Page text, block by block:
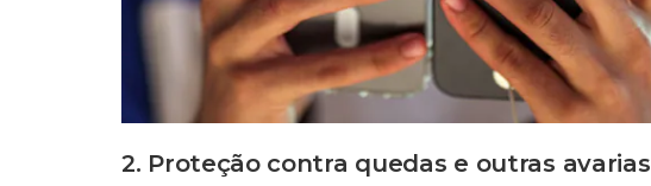
2. Proteção contra quedas e outras avarias